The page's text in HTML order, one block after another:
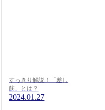
すっきり解説！「差し
筋」とは？
2024.01.27